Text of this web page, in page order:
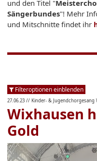
und den Titel "
Sängerbundes"! Mehr
und Mitschnitte findet ihr
Filteroptionen einblenden
27.06.23 // Kinder- & Jugendchorgesang
Wixhausen
Gold